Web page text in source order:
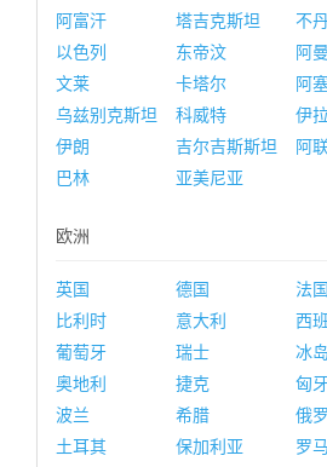
阿富汗
塔吉克斯坦
不
以色列
东帝汶
阿曼
文莱
卡塔尔
阿
乌兹别克斯坦
科威特
伊
伊朗
吉尔吉斯斯坦
阿
巴林
亚美尼亚
欧洲
英国 德国
法国
比利时
意大利
西
葡萄牙
瑞士
冰岛
奥地利
捷克
匈
波兰
希腊
俄
土耳其
保加利亚
罗